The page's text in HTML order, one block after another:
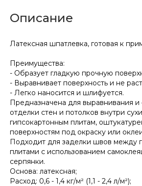
Описание
Латексная шпатлевка, готовая к
Преимущества:
- Образует гладкую прочную
- Выравнивает поверхность и не
- Легко наносится и шлифуется.
Предназначена для выравнивания
отделки стен и потолков внутри
гипсокартонным плитам,
поверхностям под окраску или
Подходит для заделки швов между
плитами с использованием
серпянки.
Основа: латексная;
Расход: 0,6 - 1,4 кг/м² (1,1 - 2,4 л/м²);